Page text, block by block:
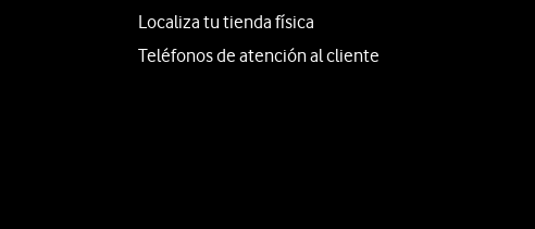
Localiza tu tienda física
Teléfonos de atención al cliente